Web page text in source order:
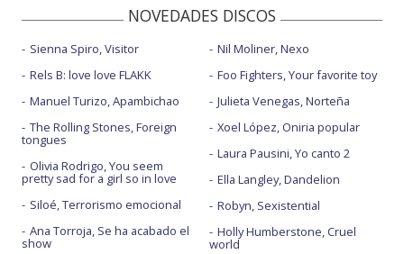
NOVEDADES DISCOS
Sienna Spiro, Visitor
Rels B: love love FLAKK
Manuel Turizo, Apambichao
The Rolling Stones, Foreign
tongues
Olivia Rodrigo, You seem
pretty sad for a girl so in love
Siloé, Terrorismo emocional
Ana Torroja, Se ha acabado el
show
Nil Moliner, Nexo
Foo Fighters, Your favorite toy
Julieta Venegas, Norteña
Xoel López, Oniria popular
Laura Pausini, Yo canto 2
Ella Langley, Dandelion
Robyn, Sexistential
Holly Humberstone, Cruel
world